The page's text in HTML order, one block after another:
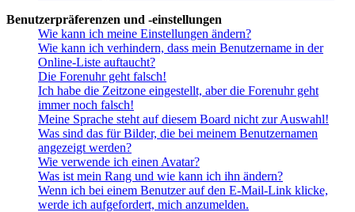
Benutzerpräferenzen und -einstellungen
Wie kann ich meine Einstellungen ändern?
Wie kann ich verhindern, dass mein Benutzername in der
Online-Liste auftaucht?
Die Forenuhr geht falsch!
Ich habe die Zeitzone eingestellt, aber die Forenuhr geht
immer noch falsch!
Meine Sprache steht auf diesem Board nicht zur Auswahl!
Was sind das für Bilder, die bei meinem Benutzernamen
angezeigt werden?
Wie verwende ich einen Avatar?
Was ist mein Rang und wie kann ich ihn ändern?
Wenn ich bei einem Benutzer auf den E-Mail-Link klicke,
werde ich aufgefordert, mich anzumelden.